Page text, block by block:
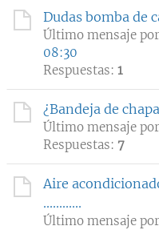
Dudas bomba de
Último mensaje por
08:30
Respuestas: 1
¿Bandeja de
Último mensaje por
Respuestas: 7
Aire
............
Último mensaje por